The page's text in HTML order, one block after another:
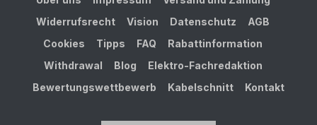
Widerrufsrecht
Vision Datenschutz
AGB
Cookies
Tipps FAQ
Rabattinformation
Withdrawal
Blog
Elektro-Fachredaktion
Bewertungswettbewerb
Kabelschnitt Kontakt